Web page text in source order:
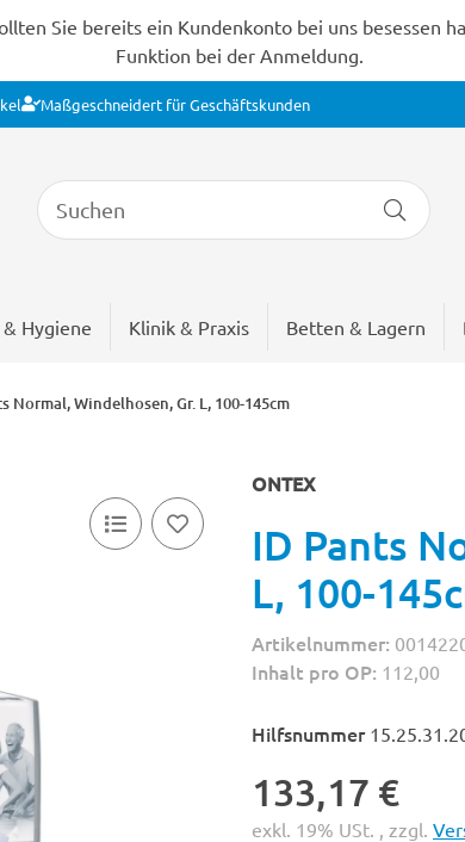
Sie bereits ein Kundenkonto bei uns besessen
Funktion bei der Anmeldung.
Maßgeschneidert für Geschäftskunden
Hygiene Klinik & Praxis Betten & Lagern
Normal, Windelhosen, Gr. L, 100-145cm
ONTEX
ID Pants
L, 100-
Artikelnummer:
Inhalt pro OP: 112,00
Hilfsnummer
133,17 €
exkl. 19% USt. , zzgl.